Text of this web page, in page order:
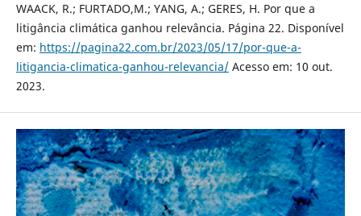
WAACK, R.; FURTADO,M.; YANG, A.; GERES, H. Por que a
litigância climática ganhou relevância. Página 22. Disponível
em: https://pagina22.com.br/2023/05/17/por-que-a-
litigancia-climatica-ganhou-relevancia/Acesso em: 10 out.
2023.